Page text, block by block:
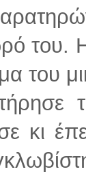
του. Η
του
κι